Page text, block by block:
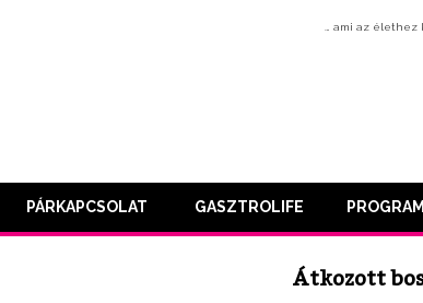
… ami az élethez
PÁRKAPCSOLAT GASZTROLIFE
Átkozott